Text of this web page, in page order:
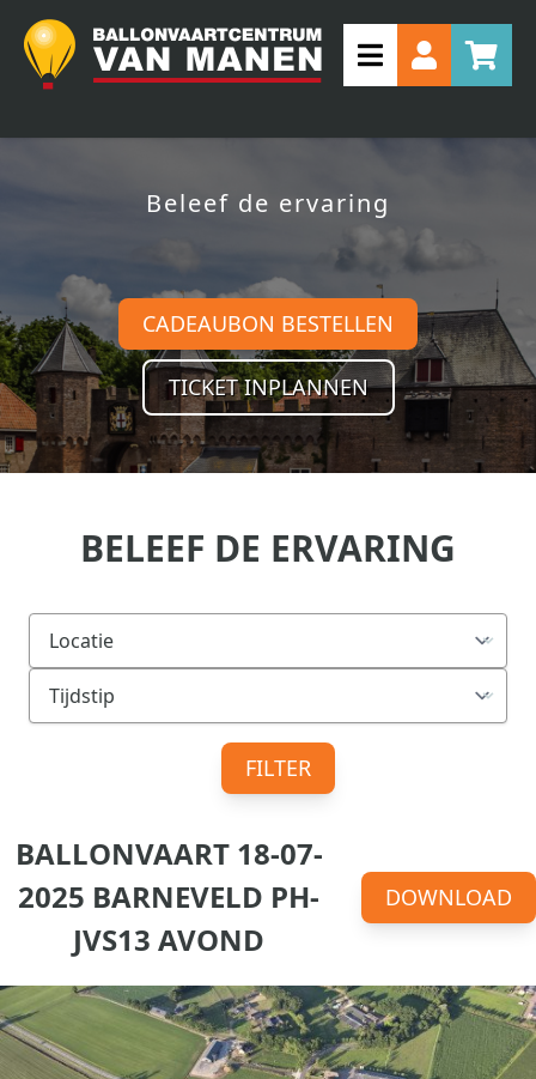
Beleef de ervaring
CADEAUBON BESTELLEN
TICKET INPLANNEN
BELEEF DE ERVARING
FILTER
BALLONVAART 18-07-
2025 BARNEVELD PH-
JVS13 AVOND
DOWNLOAD